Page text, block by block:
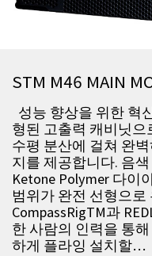
STM M46 MAIN
성능 향상을 위한 혁
형된 고출력 캐비닛으
수평 분산에 걸쳐 완
지를 제공합니다. 음
Ketone Polymer 다이
범위가 완전 선형으로
CompassRigTM과
한 사람의 인력을 통
하게 플라잉 설치할…